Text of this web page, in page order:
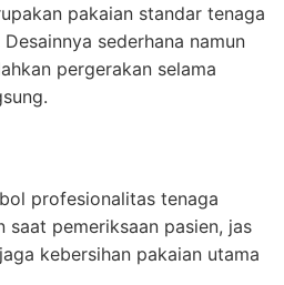
pakaian standar tenaga
sederhana namun
pergerakan selama
profesionalitas tenaga
saat pemeriksaan pasien, jas
kebersihan pakaian utama